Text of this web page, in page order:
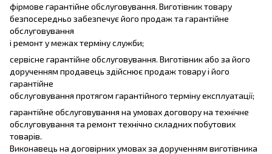
фірмове гарантійне обслуговування. Виготівник товару
безпосередньо забезпечує його продаж та гарантійне
обслуговування
і ремонт у межах терміну служби;
сервісне гарантійне обслуговування. Виготівник або за його
дорученням продавець здійснює продаж товару і його
гарантійне
обслуговування протягом гарантійного терміну експлуатації;
гарантійне обслуговування на умовах договору на технічне
обслуговування та ремонт технічно складних побутових
товарів.
Виконавець на договірних умовах за дорученням виготівника